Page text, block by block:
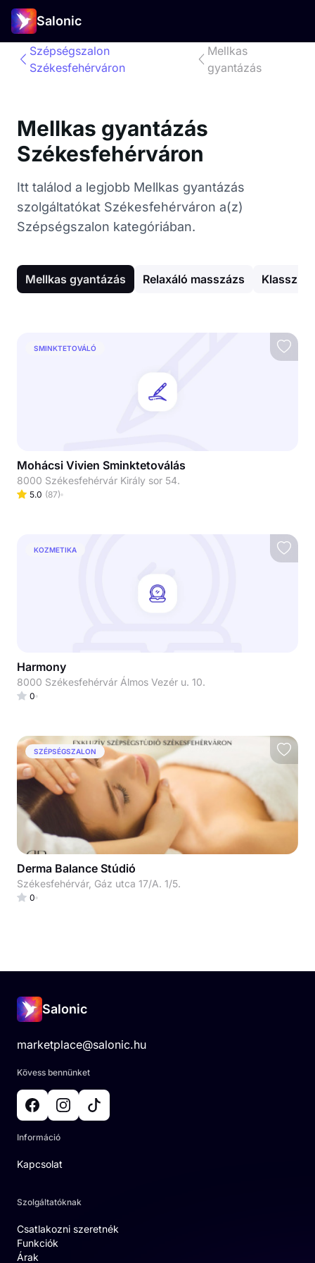
Salonic
Szépségszalon
Székesfehérváron
Mellkas
gyantázás
Mellkas gyantázás
Székesfehérváron
Itt találod a legjobb Mellkas gyantázás
szolgáltatókat Székesfehérváron a(z)
Szépségszalon kategóriában.
Mellkas gyantázás Relaxáló masszázs
SMINKTETOVÁLÓ
Mohácsi Vivien Sminktetoválás
8000 Székesfehérvár Király sor 54.
5.0 (87)
KOZMETIKA
Harmony
8000 Székesfehérvár Álmos Vezér u. 10.
0
SZÉPSÉGSZALON
Derma Balance Stúdió
Székesfehérvár, Gáz utca 17/A. 1/5.
0
Salonic
marketplace@salonic.hu
Kövess bennünket
Információ
Kapcsolat
Szolgáltatóknak
Csatlakozni szeretnék
Funkciók
Árak